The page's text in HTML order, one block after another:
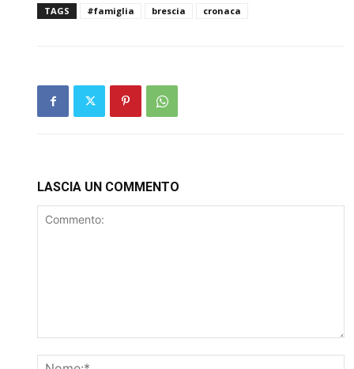
TAGS #famiglia brescia cronaca
LASCIA UN COMMENTO